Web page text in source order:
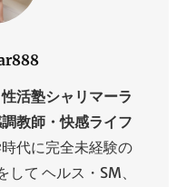
性活塾シャリマーラ
教師・快感ライフ
代に完全未経験の
て ヘルス・SM、